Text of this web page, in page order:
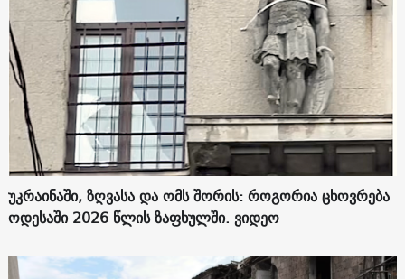
უკრაინაში, ზღვასა და ომს შორის: როგორია ცხოვრება
ოდესაში 2026 წლის ზაფხულში. ვიდეო